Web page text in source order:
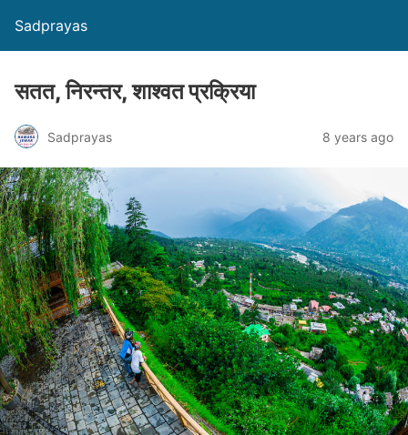
Sadprayas
सतत, निरन्तर, शाश्वत प्रक्रिया
Sadprayas 8 years ago